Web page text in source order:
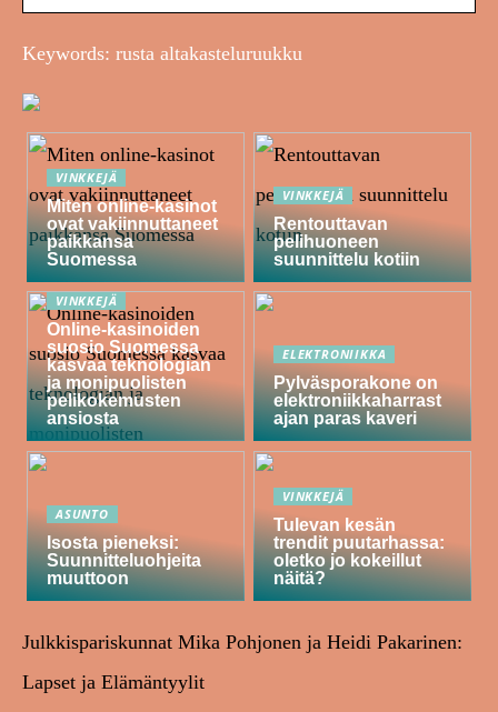
Keywords: rusta altakasteluruukku
VINKKEJÄ
Miten online-kasinot
ovat vakiinnuttaneet
paikkansa
Suomessa
VINKKEJÄ
Rentouttavan
pelihuoneen
suunnittelu kotiin
VINKKEJÄ
Online-kasinoiden
suosio Suomessa
kasvaa teknologian
ja monipuolisten
pelikokemusten
ansiosta
ELEKTRONIIKKA
Pylväsporakone on
elektroniikkaharrast
ajan paras kaveri
ASUNTO
Isosta pieneksi:
Suunnitteluohjeita
muuttoon
VINKKEJÄ
Tulevan kesän
trendit puutarhassa:
oletko jo kokeillut
näitä?
Julkkispariskunnat Mika Pohjonen ja Heidi Pakarinen:
Lapset ja Elämäntyylit